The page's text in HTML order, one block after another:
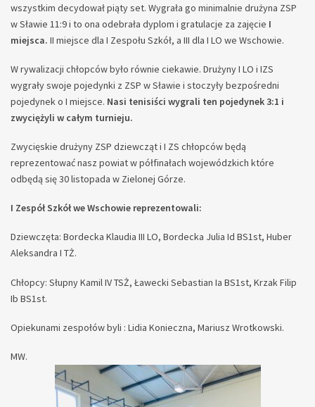
wszystkim decydował piąty set. Wygrała go minimalnie drużyna ZSP
w Sławie 11:9 i to ona odebrała dyplom i gratulacje za zajęcie I
miejsca. II miejsce dla I Zespołu Szkół, a III dla I LO we Wschowie.
W rywalizacji chłopców było równie ciekawie. Drużyny I LO i IZS
wygrały swoje pojedynki z ZSP w Sławie i stoczyły bezpośredni
pojedynek o I miejsce. Nasi tenisiści wygrali ten pojedynek 3:1 i
zwyciężyli w całym turnieju.
Zwycięskie drużyny ZSP dziewcząt i I ZS chłopców będą
reprezentować nasz powiat w półfinałach wojewódzkich które
odbędą się 30 listopada w Zielonej Górze.
I Zespół Szkół we Wschowie reprezentowali:
Dziewczęta: Bordecka Klaudia III LO, Bordecka Julia Id BS1st, Huber
Aleksandra I TŻ.
Chłopcy: Słupny Kamil IV TSŻ, Ławecki Sebastian Ia BS1st, Krzak Filip
Ib BS1st.
Opiekunami zespołów byli : Lidia Konieczna, Mariusz Wrotkowski.
MW.